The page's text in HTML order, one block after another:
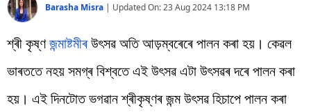
Barasha Misra | Updated On:23 Aug 2024 13:18 PM
শ্ৰী কৃষ্ণজন্মাষ্টমীৰউৎসৱ অতি আড়ম্বৰেৰে পালন কৰা হয়। কেৱল
ভাৰততে নহয় সমগ্ৰ বিশ্বতে এই উৎসৱ এটা উৎসৱৰ দৰে পালন কৰা
হয়। এই দিনটোত ভগৱান শ্ৰীকৃষ্ণৰ জন্ম উৎসৱ হিচাপে পালন কৰা